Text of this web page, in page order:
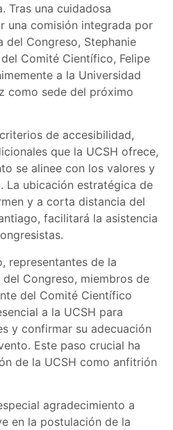
Tras una cuidadosa
una comisión integrada por
del Congreso, Stephanie
Comité Científico, Felipe
a la Universidad
como sede del próximo
de accesibilidad,
que la UCSH ofrece,
se alinee con los valores y
La ubicación estratégica de
y a corta distancia del
facilitará la asistencia
representantes de la
Congreso, miembros de
del Comité Científico
a la UCSH para
y confirmar su adecuación
Este paso crucial ha
de la UCSH como anfitrión
agradecimiento a
en la postulación de la